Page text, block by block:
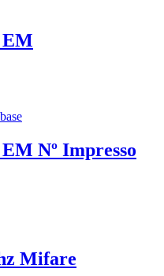
EM
Nº Impresso
Mifare